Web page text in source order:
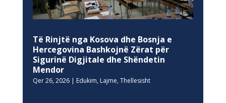
Të Rinjtë nga Kosova dhe Bosnja e
Hercegovina Bashkojnë Zërat për
Sigurinë Digjitale dhe Shëndetin
Mendor
Qer 26, 2026| Edukim, Lajme, Thellesisht